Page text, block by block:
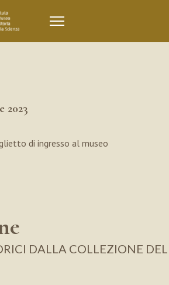
2023
di ingresso al museo
DALLA COLLEZIONE DEL